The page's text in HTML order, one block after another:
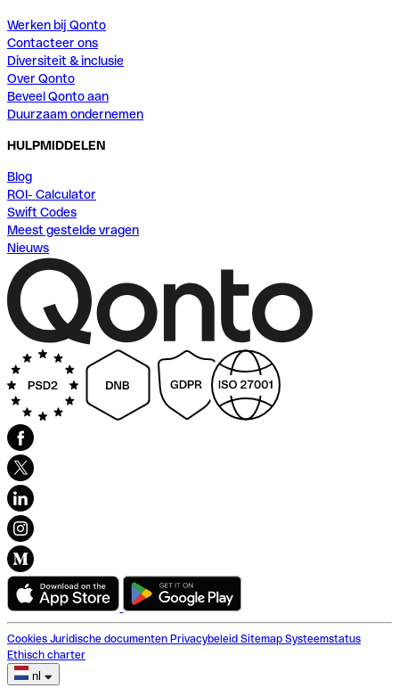
Werken bij Qonto
Contacteer ons
Diversiteit & inclusie
Over Qonto
Beveel Qonto aan
Duurzaam ondernemen
HULPMIDDELEN
Blog
ROI- Calculator
Swift Codes
Meest gestelde vragen
Nieuws
Cookies Juridische documenten Privacybeleid Sitemap Systeemstatus
Ethisch charter
nl